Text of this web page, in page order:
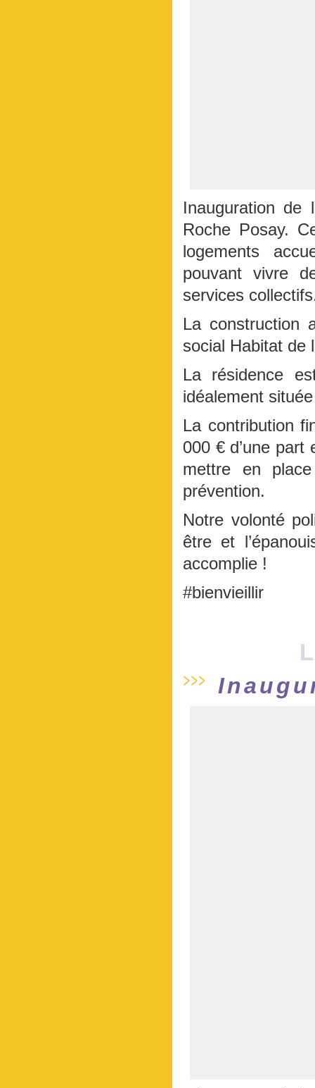
Inauguration de
Roche Posay.
logements
pouvant vivre
services
La construction
social Habitat de
La résidence
idéalement
La contribution
000 € d’une part
mettre en
prévention.
Notre volonté
être et
accomplie !
#bienvieillir